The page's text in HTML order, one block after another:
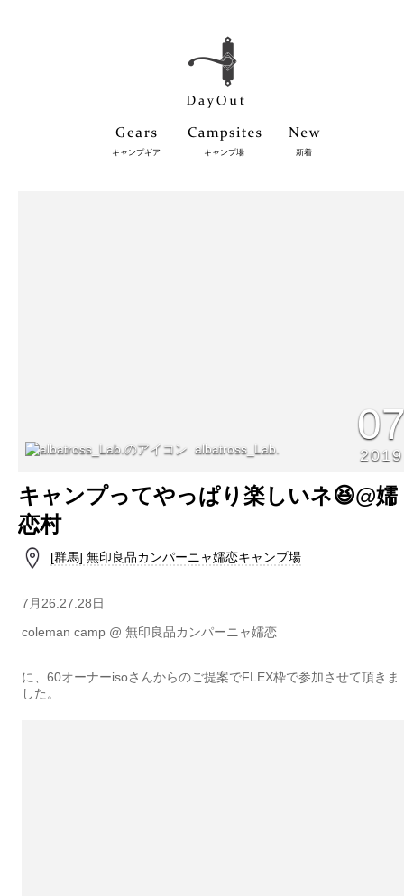
キャンプギア キャンプ場 新着
albatross_Lab. 2019
キャンプってやっぱり楽しいネ😆@嬬
恋村
[群馬] 無印良品カンパーニャ嬬恋キャンプ場
7月26.27.28日
coleman camp @ 無印良品カンパーニャ嬬恋
に、60オーナーisoさんからのご提案でFLEX枠で参加させて頂きま
した。